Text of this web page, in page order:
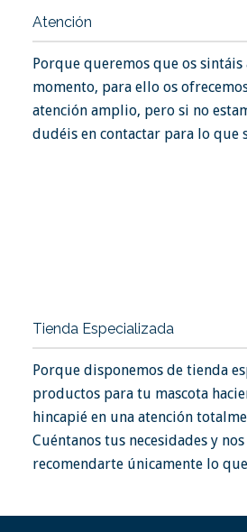
Atención
Porque queremos que os
momento, para ello os
atención amplio, pero si no
dudéis en contactar para lo que
Tienda Especializada
Porque disponemos de tienda
productos para tu mascota
hincapié en una atención
Cuéntanos tus necesidades y
recomendarte únicamente lo